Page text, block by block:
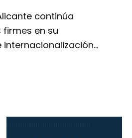
continúa
en su